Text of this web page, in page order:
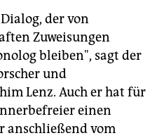
der von
Zuweisungen
bleiben", sagt der
und
Lenz. Auch er hat für
einen
anschließend vom